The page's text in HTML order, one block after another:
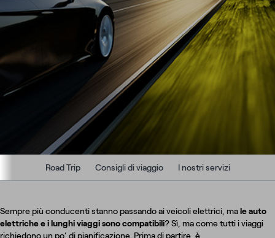
Road Trip Consigli di viaggio I nostri servizi
Sempre più conducenti stanno passando ai veicoli elettrici, male auto
elettriche e i lunghi viaggi sono compatibili? Sì, ma come tutti i viaggi
richiedono un po’ di pianificazione. Prima di partire, è